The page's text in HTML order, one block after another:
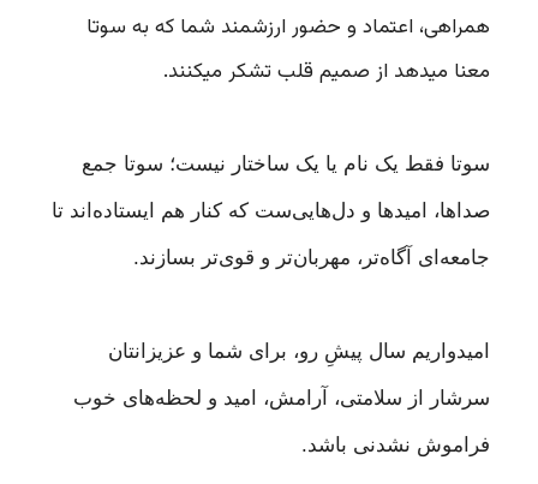
همراهی، اعتماد و حضور ارزشمند شما که به سوتا
معنا میدهد از صمیم قلب تشکر میکنند.
سوتا فقط یک نام یا یک ساختار نیست؛ سوتا جمع
صداها، امیدها و دل‌هایی‌ست که کنار هم ایستاده‌اند تا
جامعه‌ای آگاه‌تر، مهربان‌تر و قوی‌تر بسازند.
امیدواریم سال پیشِ رو، برای شما و عزیزانتان
سرشار از سلامتی، آرامش، امید و لحظه‌های خوب
فراموش نشدنی باشد.